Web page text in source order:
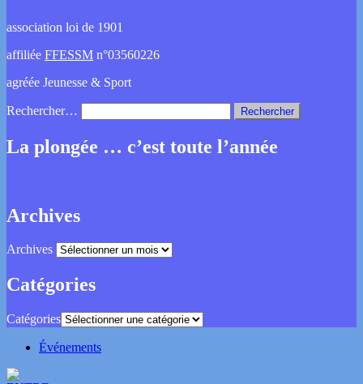
association loi de 1901
affiliée FFESSM n°03560226
agréée Jeunesse & Sport
Rechercher…
La plongée … c’est toute l’année
Archives
Archives
Catégories
Catégories
Événements